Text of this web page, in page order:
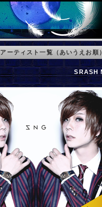
アーティスト一覧（あいうえお順）
SRASH